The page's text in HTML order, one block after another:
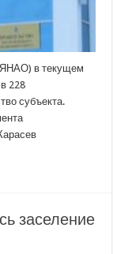
в текущем
228
субъекта.
заселение